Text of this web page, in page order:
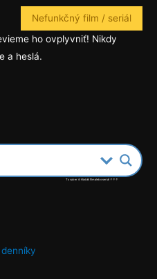
Nefunkčný film / seriál
ho ovplyvniť! Nikdy
a heslá.
Tu vyber či hľadáš film alebo seriál ↑↑↑